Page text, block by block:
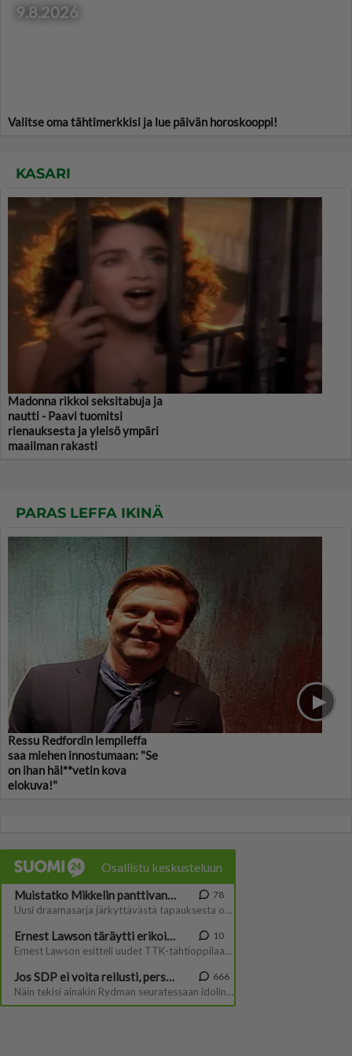
9.8.2026
Valitse oma tähtimerkkisi ja lue päivän horoskooppi!
KASARI
Madonna rikkoi seksitabuja ja
nautti - Paavi tuomitsi
rienauksesta ja yleisö ympäri
maailman rakasti
PARAS LEFFA IKINÄ
Ressu Redfordin lempileffa
saa miehen innostumaan: "Se
on ihan häl**vetin kova
elokuva!"